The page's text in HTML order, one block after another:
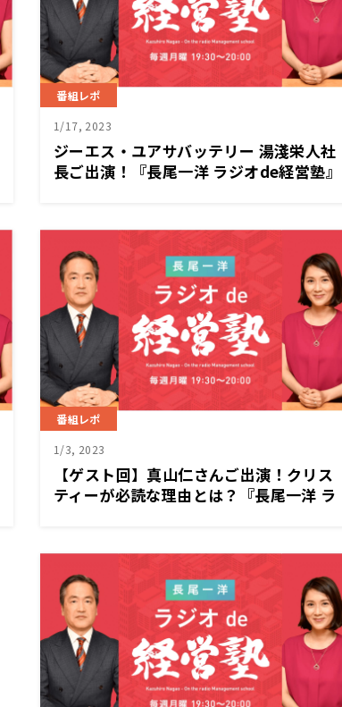
番組レポ
1/17, 2023
ジーエス・ユアサバッテリー 湯淺栄人社
長ご出演！『長尾一洋 ラジオde経営塾』
番組レポ
1/3, 2023
【ゲスト回】真山仁さんご出演！クリス
ティーが必読な理由とは？『長尾一洋 ラ